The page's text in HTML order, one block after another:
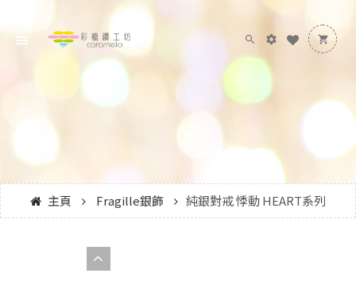
主頁 Fragille銀飾 純銀對戒 悸動 HEART系列